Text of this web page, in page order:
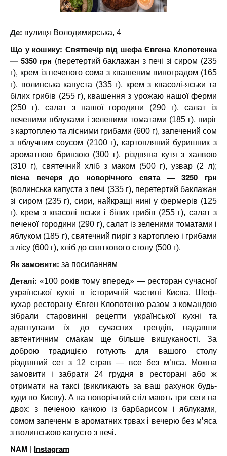
Де: вулиця Володимирська, 4
Що у кошику: Святвечір від шефа Євгена Клопотенка
— 5350 грн (перетертий баклажан з печі зі сиром (235
г), крем із печеного сома з квашеним виноградом (165
г), волинська капуста (335 г), крем з квасолі-яськи та
білих грибів (255 г), квашення з урожаю нашої ферми
(250 г), салат з нашої городини (290 г), салат із
печеними яблуками і зеленими томатами (185 г), пиріг
з картоплею та лісними грибами (600 г), запечений сом
з яблучним соусом (2100 г), картопляний буришник з
ароматною бринзою (300 г), різдвяна кутя з халвою
(310 г), святечний хліб з маком (500 г), узвар (2 л);
пісна вечеря до новорічного свята — 3250 грн
(волинська капуста з печі (335 г), перетертий баклажан
зі сиром (235 г), сири, найкращі нині у фермерів (125
г), крем з квасолі яськи і білих грибів (255 г), салат з
печеної городини (290 г), салат із зеленими томатами і
яблуком (185 г), святечний пиріг з картоплею і грибами
з лісу (600 г), хліб до святкового столу (500 г).
Як замовити: за посиланням
Деталі: «100 років тому вперед» — ресторан сучасної
української кухні в історичній частині Києва. Шеф-
кухар ресторану Євген Клопотенко разом з командою
зібрали старовинні рецепти української кухні та
адаптували їх до сучасних трендів, надавши
автентичним смакам ще більше вишуканості. За
доброю традицією готують для вашого столу
різдвяний сет з 12 страв — все без м’яса. Можна
замовити і забрати 24 грудня в ресторані або ж
отримати на таксі (викликають за ваш рахунок будь-
куди по Києву). А на новорічний стіл мають три сети на
двох: з печеною качкою із барбарисом і яблуками,
сомом запеченм в ароматних трвах і вечерю без м’яса
з волинською капусто з печі.
NAM | Instagram